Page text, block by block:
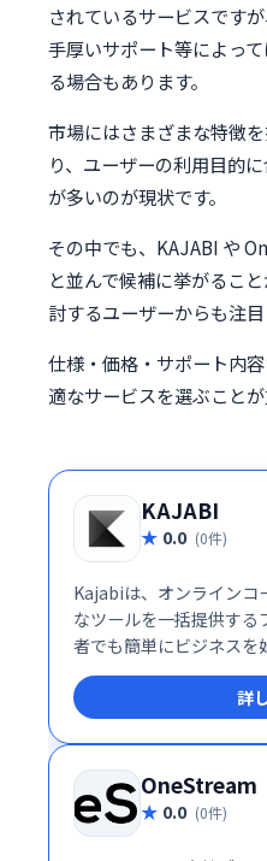
されているサービスです
手厚いサポート等によっ
る場合もあります。
市場にはさまざまな特徴
り、ユーザーの利用目的
が多いのが現状です。
その中でも、KAJABI や
と並んで候補に挙がるこ
討するユーザーからも注目
仕様・価格・サポート内
適なサービスを選ぶことが
KAJABI
0.0 (0件)
Kajabiは、オンラインコ
なツールを一括提供する
者でも簡単にビジネスを
す。
詳
OneStream
0.0 (0件)